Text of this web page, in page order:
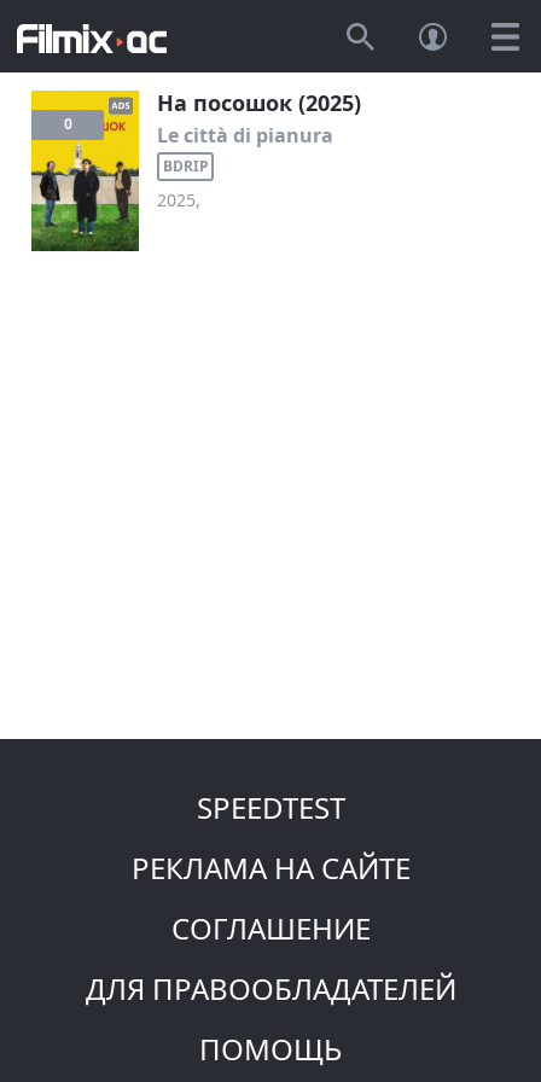
0
На посошок (2025)
Le città di pianura
BDRIP
2025,
SPEEDTEST
РЕКЛАМА НА САЙТЕ
СОГЛАШЕНИЕ
ДЛЯ ПРАВООБЛАДАТЕЛЕЙ
ПОМОЩЬ